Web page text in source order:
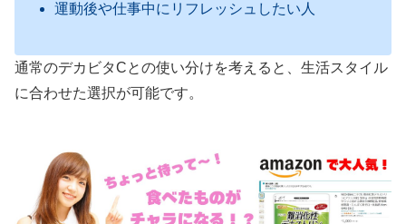
運動後や仕事中にリフレッシュしたい人
通常のデカビタCとの使い分けを考えると、生活スタイル
に合わせた選択が可能です。